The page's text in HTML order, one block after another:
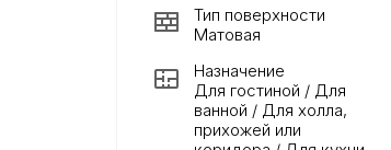
Тип поверхности
Матовая
Назначение
Для гостиной / Для
ванной / Для холла,
прихожей или